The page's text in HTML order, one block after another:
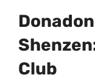
Club